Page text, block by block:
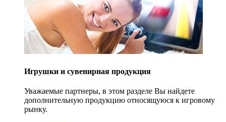
Игрушки и сувенирная продукция
Уважаемые партнеры, в этом разделе Вы найдете
дополнительную продукцию относящуюся к игровому
рынку.